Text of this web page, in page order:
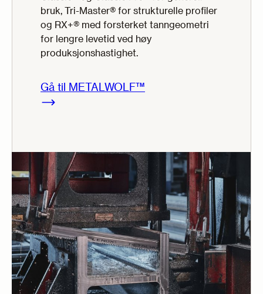
bruk, Tri-Master® for strukturelle profiler
og RX+® med forsterket tanngeometri
for lengre levetid ved høy
produksjonshastighet.
Gå til METALWOLF™